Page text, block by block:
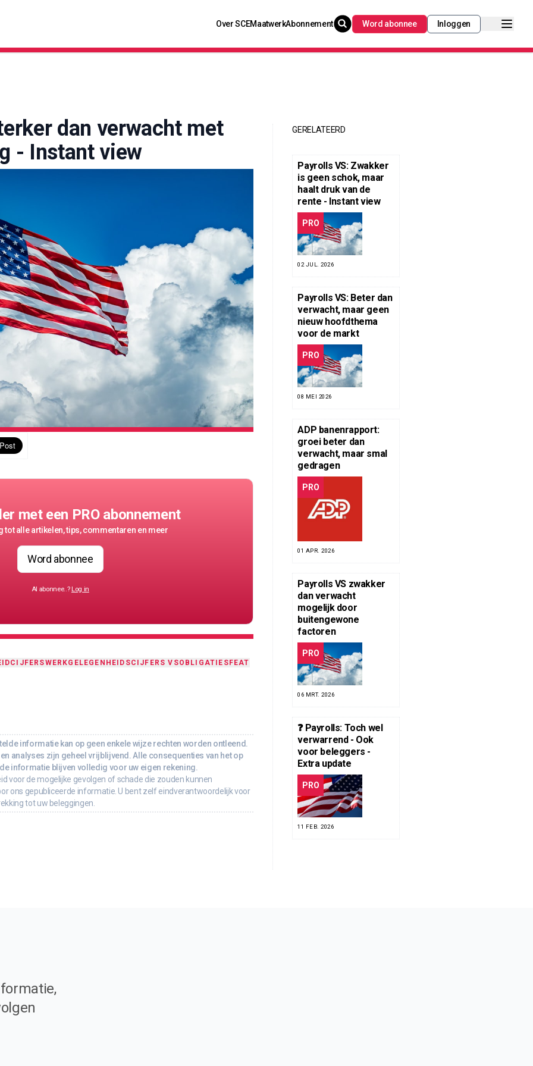
Over SCEMaatwerkAbonnement Word abonnee Inloggen
dan verwacht met
- Instant view
met een PRO abonnement
tot alle artikelen, tips, commentaren en meer
Word abonnee
Al abonnee..? Log in
WERKGELEGENHEIDSCIJFERS VSOBLIGATIESFEAT
informatie kan op geen enkele wijze rechten worden ontleend.
analyses zijn geheel vrijblijvend. Alle consequenties van het op
informatie blijven volledig voor uw eigen rekening.
voor de mogelijke gevolgen of schade die zouden kunnen
ons gepubliceerde informatie. U bent zelf eindverantwoordelijk voor
tot uw beleggingen.
GERELATEERD
Payrolls VS: Zwakker
is geen schok, maar
haalt druk van de
rente - Instant view
PRO
02 JUL. 2026
Payrolls VS: Beter dan
verwacht, maar geen
nieuw hoofdthema
voor de markt
PRO
08 MEI 2026
ADP banenrapport:
groei beter dan
verwacht, maar smal
gedragen
PRO
01 APR. 2026
Payrolls VS zwakker
dan verwacht
mogelijk door
buitengewone
factoren
PRO
06 MRT. 2026
❓ Payrolls: Toch wel
verwarrend - Ook
voor beleggers -
Extra update
PRO
11 FEB. 2026